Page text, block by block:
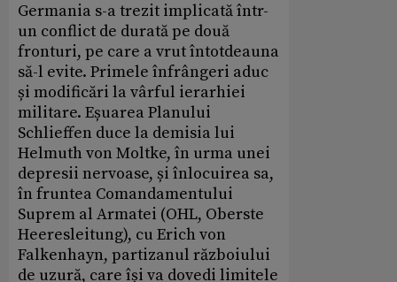
Germania s-a trezit implicată într-
un conflict de durată pe două
fronturi, pe care a vrut întotdeauna
să-l evite. Primele înfrângeri aduc
și modificări la vârful ierarhiei
militare. Eșuarea Planului
Schlieffen duce la demisia lui
Helmuth von Moltke, în urma unei
depresii nervoase, și înlocuirea sa,
în fruntea Comandamentului
Suprem al Armatei (OHL, Oberste
Heeresleitung), cu Erich von
Falkenhayn, partizanul războiului
de uzură, care își va dovedi limitele